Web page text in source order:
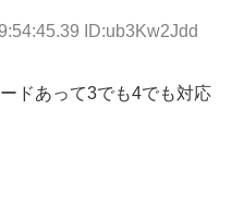
ID:ub3Kw2Jdd
ドあって3でも4でも対応